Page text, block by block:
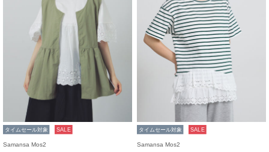
タイムセール対象 SALE
Samansa Mos2
タイムセール対象 SALE
Samansa Mos2